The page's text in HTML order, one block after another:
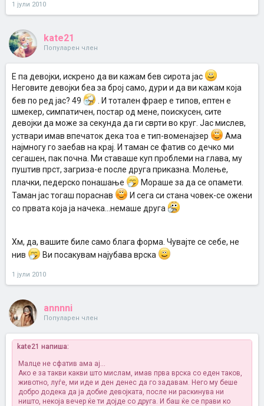
1 јули 2010
kate21
Популарен член
Е па девојки, искрено да ви кажам бев сирота јас
Неговите девојки беа за број само, дури и да ви кажам која
бев по ред јас? 49
. И тотален фраер е типов, ептен е
шмекер, симпатичен, постар од мене, поискусен, сите
девојки да може за секунда да ги сврти во круг. Јас мислев,
уствари имав впечаток дека тоа е тип-воменајзер
Ама
најмногу го заебав на крај. И таман се фатив со дечко ми
сегашен, пак почна. Ми ставаше куп проблеми на глава, му
пуштив прст, загриза-е после друга приказна. Молење,
плачки, педерско понашање
Мораше за да се опамети.
Таман јас тогаш пораснав
И сега си стана човек-се ожени
со првата која ја начека...немаше друга
Хм, да, вашите биле само блага форма. Чувајте се себе, не
нив
Ви посакувам најубава врска
1 јули 2010
annnni
Популарен член
kate21 напиша:
Малце не сфатив ама ај...
Ако е за такви какви што мислам, имав прва врска со еден таков,
животно, луѓе, ми иде и ден денес да го задавам. Него му беше
добро додека да ја добие девојката, после ни раскинува ни
ништо, некоја вечер ќе ти дојде со друга. И баш ќе се прави ко